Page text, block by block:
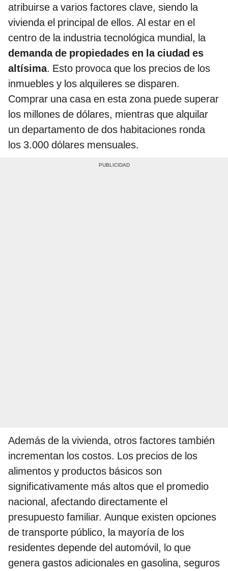
atribuirse a varios factores clave, siendo la
vivienda el principal de ellos. Al estar en el
centro de la industria tecnológica mundial, la
demanda de propiedades en la ciudad es
altísima. Esto provoca que los precios de los
inmuebles y los alquileres se disparen.
Comprar una casa en esta zona puede superar
los millones de dólares, mientras que alquilar
un departamento de dos habitaciones ronda
los 3.000 dólares mensuales.
Además de la vivienda, otros factores también
incrementan los costos. Los precios de los
alimentos y productos básicos son
significativamente más altos que el promedio
nacional, afectando directamente el
presupuesto familiar. Aunque existen opciones
de transporte público, la mayoría de los
residentes depende del automóvil, lo que
genera gastos adicionales en gasolina, seguros